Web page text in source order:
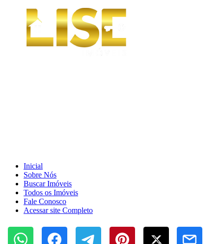
Inicial
Sobre Nós
Buscar Imóveis
Todos os Imóveis
Fale Conosco
Acessar site Completo